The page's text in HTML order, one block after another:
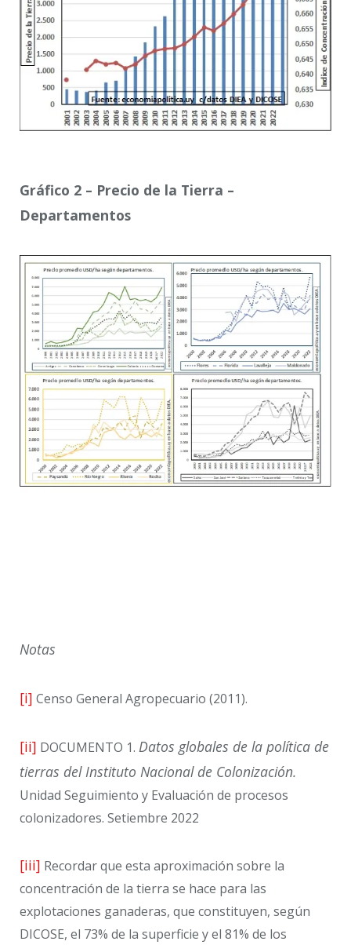
Gráfico 2 – Precio de la Tierra –
Departamentos
Notas
[i] Censo General Agropecuario (2011).
[ii] DOCUMENTO 1. Datos globales de la política de
tierras del Instituto Nacional de Colonización.
Unidad Seguimiento y Evaluación de procesos
colonizadores. Setiembre 2022
[iii] Recordar que esta aproximación sobre la
concentración de la tierra se hace para las
explotaciones ganaderas, que constituyen, según
DICOSE, el 73% de la superficie y el 81% de los